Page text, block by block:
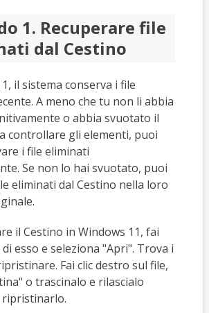
1. Recuperare file
dal Cestino
il sistema conserva i file
A meno che tu non li abbia
o abbia svuotato il
controllare gli elementi, puoi
i file eliminati
Se non lo hai svuotato, puoi
eliminati dal Cestino nella loro
il Cestino in Windows 11, fai
esso e seleziona "Apri". Trova i
Fai clic destro sul file,
o trascinalo e rilascialo